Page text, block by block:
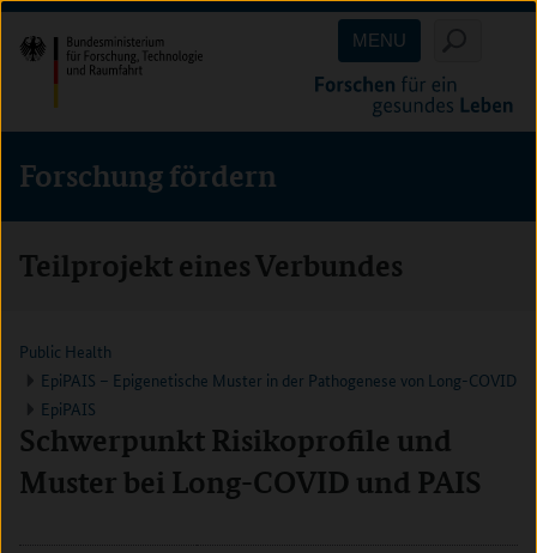
Direkt
zum
Inhalt
(Eingabetaste)
Direkt
zum
Hauptmenu
(Eingabetaste)
Direkt
zur
Suche
(Eingabetaste)
MENU
Forschung fördern
Teilprojekt eines Verbundes
Public Health
EpiPAIS – Epigenetische Muster in der Pathogenese von Long-COVID
EpiPAIS
Schwerpunkt Risikoprofile und
Muster bei Long-COVID und PAIS